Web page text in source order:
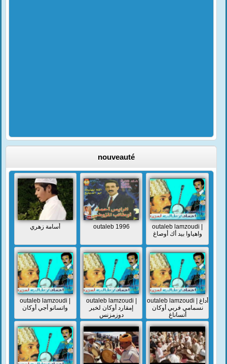
nouveauté
أسامة زهري outaleb 1996
outaleb lamzoudi |
واهياوا بيد أك أوصاغ
outaleb lamzoudi |
واتسانو أجي أوكان
outaleb lamzoudi |
إمقارد أوكان لخير
دوزمزنس
outaleb lamzoudi | أداغ
نسمامي فربي أوكان
أتساناغ